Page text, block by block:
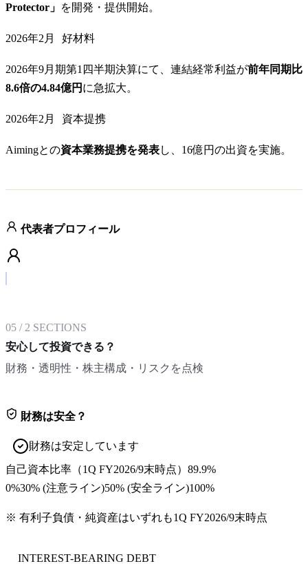
Protector」 を開発・提供開始。
2026年2月 好材料
2026年9月期第1四半期決算にて、連結経常利益が前年同期比
8.6倍の4.84億円 に急拡大。
2026年2月 資本提携
Aimingとの資本業務提携を発表し、16億円の出資を実施。
代表者プロフィール
05 / 2 SECTIONS
安心して投資できる？
財務・透明性・株主構成・リスクを点検
財務は安全？
財務は安定しています
自己資本比率 （1Q FY2026/9末時点） 89.9%
0%30% (注意ライン)50% (安全ライン)100%
※ 有利子負債・純資産はいずれも1Q FY2026/9末時点
INTEREST-BEARING DEBT